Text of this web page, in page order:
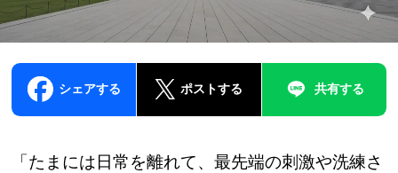
シェアする ポストする 共有する
「たまには日常を離れて、最先端の刺激や洗練さ